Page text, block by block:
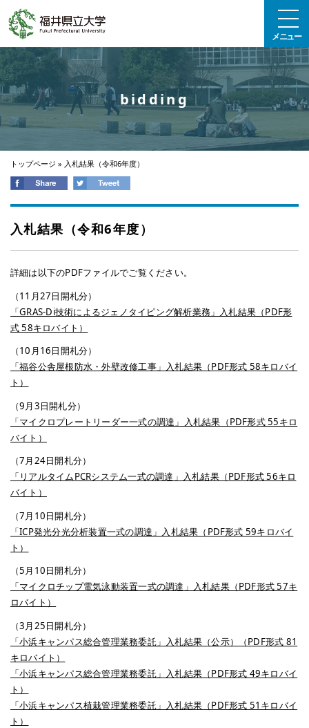
メニュー
bidding
トップページ » 入札結果（令和6年度）
入札結果（令和6年度）
詳細は以下のPDFファイルでご覧ください。
（11月27日開札分）
「GRAS-Di技術によるジェノタイピング解析業務」入札結果（PDF形
式 58キロバイト）
（10月16日開札分）
「福谷公舎屋根防水・外壁改修工事」入札結果（PDF形式 58キロバイ
ト）
（9月3日開札分）
「マイクロプレートリーダー一式の調達」入札結果（PDF形式 55キロ
バイト）
（7月24日開札分）
「リアルタイムPCRシステム一式の調達」入札結果（PDF形式 56キロ
バイト）
（7月10日開札分）
「ICP発光分光分析装置一式の調達」入札結果（PDF形式 59キロバイ
ト）
（5月10日開札分）
「マイクロチップ電気泳動装置一式の調達」入札結果（PDF形式 57キ
ロバイト）
（3月25日開札分）
「小浜キャンパス総合管理業務委託」入札結果（公示）（PDF形式 81
キロバイト）
「小浜キャンパス総合管理業務委託」入札結果（PDF形式 49キロバイ
ト）
「小浜キャンパス植栽管理業務委託」入札結果（PDF形式 51キロバイ
ト）